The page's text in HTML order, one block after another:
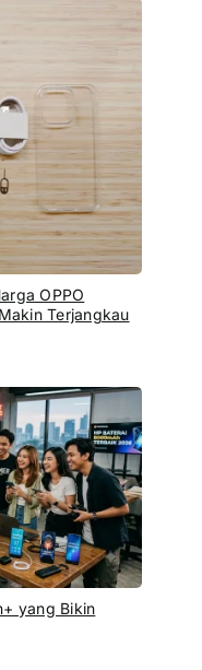
OPPO
Terjangkau
yang Bikin